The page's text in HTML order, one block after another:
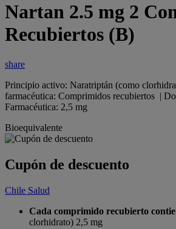
Nartan 2.5 mg 2
Recubiertos (B)
share
Principio activo: Naratriptán (como
farmacéutica: Comprimidos recubiertos |
Farmacéutica: 2,5 mg
Bioequivalente
Cupón de descuento
Chile Salud
Cada comprimido recubierto
clorhidrato) 2,5 mg